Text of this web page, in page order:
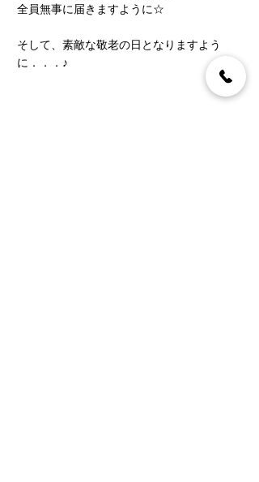
全員無事に届きますように☆
そして、素敵な敬老の日となりますよう
に．．．♪